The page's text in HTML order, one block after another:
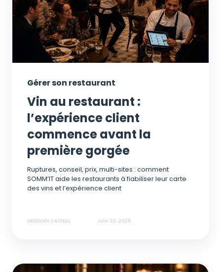
Gérer son restaurant
Vin au restaurant :
l’expérience client
commence avant la
première gorgée
Ruptures, conseil, prix, multi-sites : comment
SOMM’IT aide les restaurants à fiabiliser leur carte
des vins et l’expérience client
GRÉGORY CASTELLI JUIN 30, 2026